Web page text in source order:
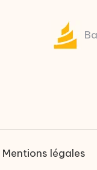
Mentions légales